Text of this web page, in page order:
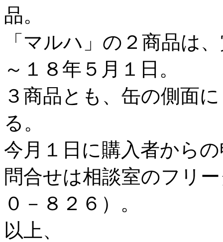
品。
「マルハ」の２商品は
～１８年５月１日。
３商品とも、缶の側面
る。
今月１日に購入者から
問合せは相談室のフリ
０－８２６）。
以上、